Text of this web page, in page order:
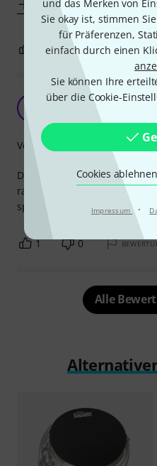
und das Merken von
Sie okay ist, stimmen
für Präferenzen,
einfach durch einen
Sie können Ihre
über die Cookie-
Cookies ablehnen
Impressum ·
Mehr anzeigen
0
Klasse Dämpfer
Der Dämpfer nimmt den
raus. Er ist super leicht
spielen - super
Verarbeitung
1 0
Alle